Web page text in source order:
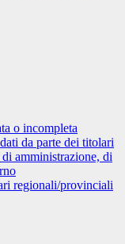
o incompleta
da parte dei titolari
amministrazione, di
regionali/provinciali